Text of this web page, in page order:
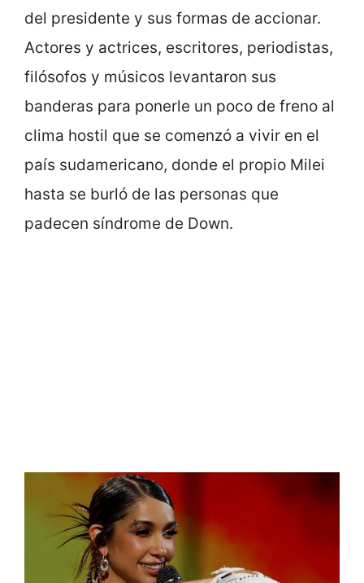
del presidente y sus formas de accionar.
Actores y actrices, escritores, periodistas,
filósofos y músicos levantaron sus
banderas para ponerle un poco de freno al
clima hostil que se comenzó a vivir en el
país sudamericano, donde el propio Milei
hasta se burló de las personas que
padecen síndrome de Down.